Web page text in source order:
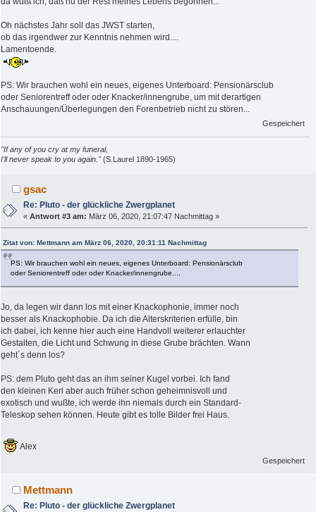
Oh nächstes Jahr soll das JWST starten,
ob das irgendwer zur Kenntnis nehmen wird....
Lamentoende.
PS: Wir brauchen wohl ein neues, eigenes Unterboard: Pensionärsclub
oder Seniorentreff oder oder Knacker/innengrube, um mit derartigen
Anschauungen/Überlegungen den Forenbetrieb nicht zu stören...
Gespeichert
"If any of you cry at my funeral,
I'll never speak to you again."(S.Laurel 1890-1965)
gsac
Re: Pluto - der glückliche Zwergplanet
«Antwort #3 am: März 06, 2020, 21:07:47 Nachmittag »
Zitat von: Mettmann am März 06, 2020, 20:31:11 Nachmittag
PS: Wir brauchen wohl ein neues, eigenes Unterboard: Pensionärsclub
oder Seniorentreff oder oder Knacker/innengrube....
Jo, da legen wir dann los mit einer Knackophonie, immer noch
besser als Knackophobie. Da ich die Alterskriterien erfülle, bin
ich dabei, ich kenne hier auch eine Handvoll weiterer erlauchter
Gestalten, die Licht und Schwung in diese Grube brächten. Wann
geht´s denn los?
PS: dem Pluto geht das an ihm seiner Kugel vorbei. Ich fand
den kleinen Kerl aber auch früher schon geheimnisvoll und
exotisch und wußte, ich werde ihn niemals durch ein Standard-
Teleskop sehen können. Heute gibt es tolle Bilder frei Haus.
Alex
Gespeichert
Mettmann
Re: Pluto - der glückliche Zwergplanet